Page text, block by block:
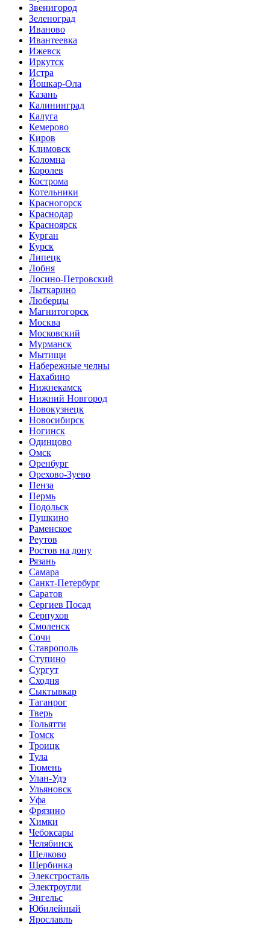
Звенигород
Зеленоград
Иваново
Ивантеевка
Ижевск
Иркутск
Истра
Йошкар-Ола
Казань
Калининград
Калуга
Кемерово
Киров
Климовск
Коломна
Королев
Кострома
Котельники
Красногорск
Краснодар
Красноярск
Курган
Курск
Липецк
Лобня
Лосино-Петровский
Лыткарино
Люберцы
Магнитогорск
Москва
Московский
Мурманск
Мытищи
Набережные челны
Нахабино
Нижнекамск
Нижний Новгород
Новокузнецк
Новосибирск
Ногинск
Одинцово
Омск
Оренбург
Орехово-Зуево
Пенза
Пермь
Подольск
Пушкино
Раменское
Реутов
Ростов на дону
Рязань
Самара
Санкт-Петербург
Саратов
Сергиев Посад
Серпухов
Смоленск
Сочи
Ставрополь
Ступино
Сургут
Сходня
Сыктывкар
Таганрог
Тверь
Тольятти
Томск
Троицк
Тула
Тюмень
Улан-Удэ
Ульяновск
Уфа
Фрязино
Химки
Чебоксары
Челябинск
Щелково
Щербинка
Элекстросталь
Электроугли
Энгельс
Юбилейный
Ярославль